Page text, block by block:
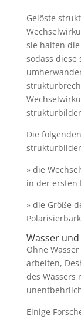
Gelöste
sie halten
sodass
Die
» die
in der ersten
» die Größe
Wasser
Ohne
arbeiten,
des Wassers
Einige